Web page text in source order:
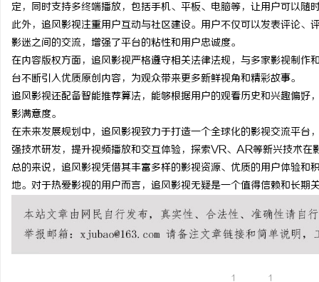
定，同时支持多终端播放，包括手机、平板、电脑等，让用户可以随
此外，追风影视注重用户互动与社区建设。用户不仅可以发表评论
影迷之间的交流，增强了平台的粘性和用户忠诚度。
在内容版权方面，追风影视严格遵守相关法律法规，与多家影视制
台不断引入优质原创内容，为观众带来更多新鲜视角和精彩故事。
追风影视还配备智能推荐算法，能够根据用户的观看历史和兴趣偏
影满意度。
在未来发展规划中，追风影视致力于打造一个全球化的影视交流平
强技术研发，提升视频播放和交互体验，探索VR、AR等新兴技术在
总的来说，追风影视凭借其丰富多样的影视资源、优质的用户体验
地。对于热爱影视的用户而言，追风影视无疑是一个值得信赖和长期
1 1
汉配眼镜 上海配眼镜 武汉配眼镜 上海配眼镜